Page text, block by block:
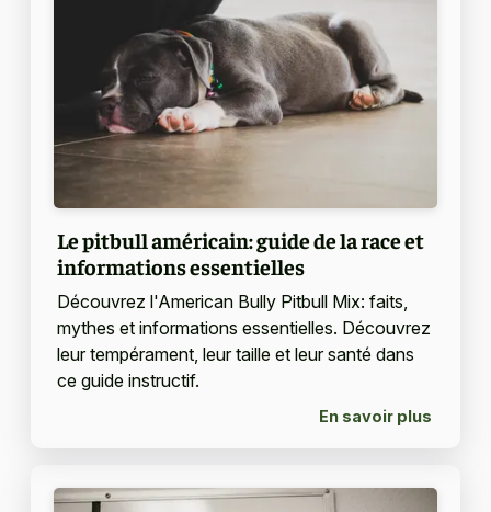
Le pitbull américain: guide de la race et
informations essentielles
Découvrez l'American Bully Pitbull Mix: faits,
mythes et informations essentielles. Découvrez
leur tempérament, leur taille et leur santé dans
ce guide instructif.
En savoir plus